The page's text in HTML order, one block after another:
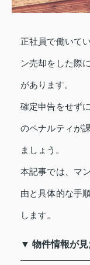
正社員で働いて
ン売却をした際
があります。
確定申告をせず
のペナルティが
ましょう。
本記事では、マ
由と具体的な手
します。
▼ 物件情報が